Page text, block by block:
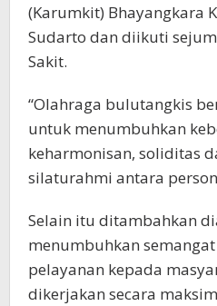
(Karumkit) Bhayangkara
Sudarto dan diikuti
Sakit.
“Olahraga bulutangkis
untuk menumbuhkan
keharmonisan, soliditas
silaturahmi antara
Selain itu ditambahkan
menumbuhkan
pelayanan kepada
dikerjakan secara